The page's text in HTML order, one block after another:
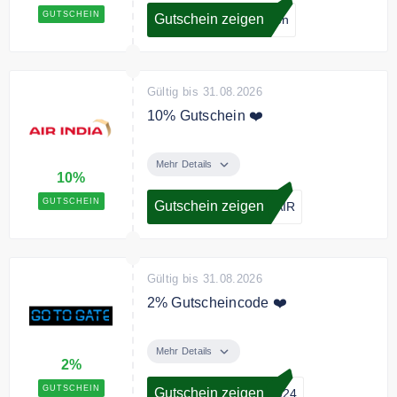
GUTSCHEIN Gutschein zeigen lten
10%
GUTSCHEIN
Gültig bis 31.08.2026
10% Gutschein ❤️
India.
Mehr Details
Gutschein zeigen JAIR
2%
GUTSCHEIN
Gültig bis 31.08.2026
2% Gutscheincode ❤️
Rabatt auf Ihren Flugticket
Mehr Details
Gutschein zeigen 2024